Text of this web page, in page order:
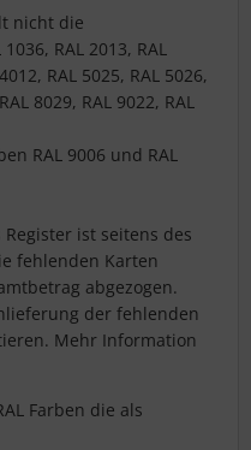
nicht die
RAL 2013, RAL
RAL 5025, RAL 5026,
8029, RAL 9022, RAL
RAL 9006 und RAL
Register ist seitens des
fehlenden Karten
abgezogen.
der fehlenden
Mehr Information
Farben die als